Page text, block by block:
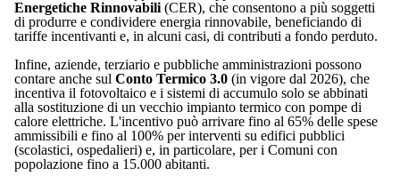
Energetiche Rinnovabili (CER), che consentono a più soggetti
di produrre e condividere energia rinnovabile, beneficiando di
tariffe incentivanti e, in alcuni casi, di contributi a fondo perduto.
Infine, aziende, terziario e pubbliche amministrazioni possono
contare anche sul Conto Termico 3.0 (in vigore dal 2026), che
incentiva il fotovoltaico e i sistemi di accumulo solo se abbinati
alla sostituzione di un vecchio impianto termico con pompe di
calore elettriche. L'incentivo può arrivare fino al 65% delle spese
ammissibili e fino al 100% per interventi su edifici pubblici
(scolastici, ospedalieri) e, in particolare, per i Comuni con
popolazione fino a 15.000 abitanti.